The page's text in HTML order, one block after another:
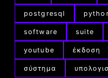
postgresql
software suite
youtube έκδοση
σύστημα